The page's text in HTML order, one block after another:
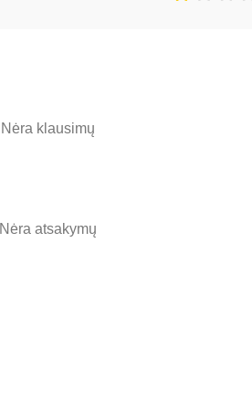
Nėra klausimų
Nėra atsakymų